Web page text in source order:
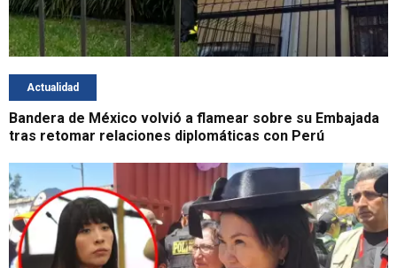
Actualidad
Bandera de México volvió a flamear sobre su Embajada
tras retomar relaciones diplomáticas con Perú